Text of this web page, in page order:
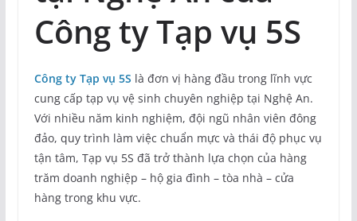
Công ty Tạp vụ 5S
Công ty Tạp vụ 5S là đơn vị hàng đầu trong lĩnh vực
cung cấp tạp vụ vệ sinh chuyên nghiệp tại Nghệ An.
Với nhiều năm kinh nghiệm, đội ngũ nhân viên đông
đảo, quy trình làm việc chuẩn mực và thái độ phục vụ
tận tâm, Tạp vụ 5S đã trở thành lựa chọn của hàng
trăm doanh nghiệp – hộ gia đình – tòa nhà – cửa
hàng trong khu vực.